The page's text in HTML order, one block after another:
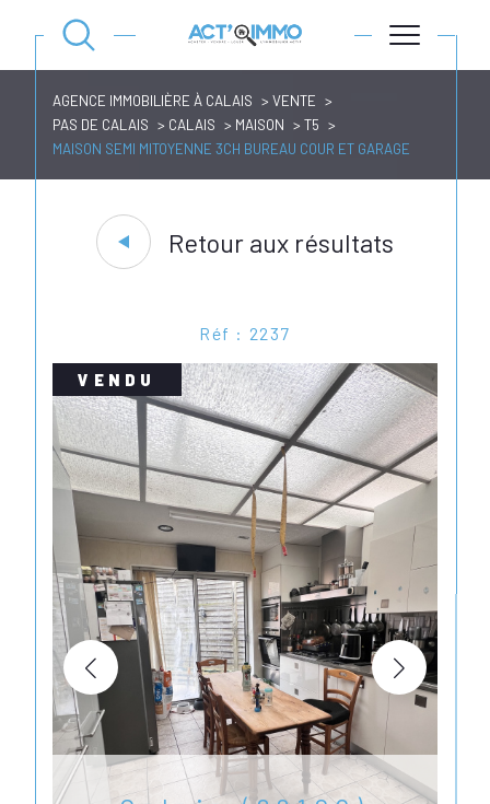
AGENCE IMMOBILIÈRE À CALAIS
VENTE
PAS DE CALAIS
CALAIS MAISON
T5
MAISON SEMI MITOYENNE 3CH BUREAU COUR ET GARAGE
Retour aux résultats
Réf : 2237
VENDU